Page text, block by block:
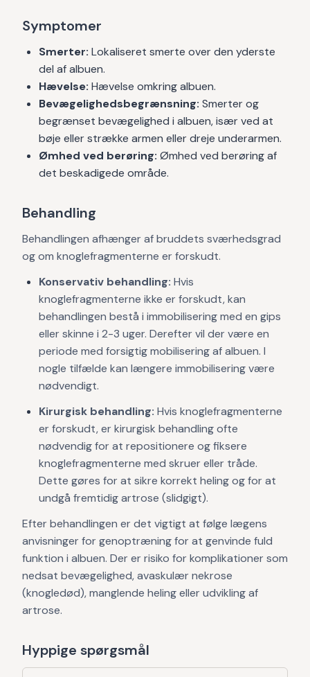
Symptomer
Smerter: Lokaliseret smerte over den yderste
del af albuen.
Hævelse: Hævelse omkring albuen.
Bevægelighedsbegrænsning: Smerter og
begrænset bevægelighed i albuen, især ved at
bøje eller strække armen eller dreje underarmen.
Ømhed ved berøring: Ømhed ved berøring af
det beskadigede område.
Behandling
Behandlingen afhænger af bruddets sværhedsgrad
og om knoglefragmenterne er forskudt.
Konservativ behandling: Hvis
knoglefragmenterne ikke er forskudt, kan
behandlingen bestå i immobilisering med en gips
eller skinne i 2-3 uger. Derefter vil der være en
periode med forsigtig mobilisering af albuen. I
nogle tilfælde kan længere immobilisering være
nødvendigt.
Kirurgisk behandling: Hvis knoglefragmenterne
er forskudt, er kirurgisk behandling ofte
nødvendig for at repositionere og fiksere
knoglefragmenterne med skruer eller tråde.
Dette gøres for at sikre korrekt heling og for at
undgå fremtidig artrose (slidgigt).
Efter behandlingen er det vigtigt at følge lægens
anvisninger for genoptræning for at genvinde fuld
funktion i albuen. Der er risiko for komplikationer som
nedsat bevægelighed, avaskulær nekrose
(knogledød), manglende heling eller udvikling af
artrose.
Hyppige spørgsmål